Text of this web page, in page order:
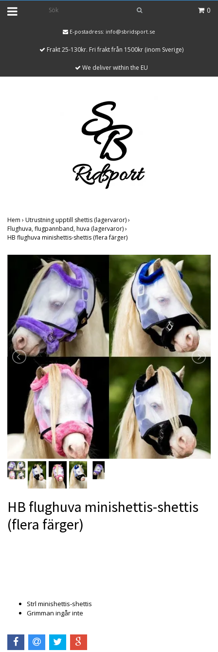
0
E-postadress: info@sbridsport.se
Frakt 25-130kr. Fri frakt från 1500kr (inom Sverige)
We deliver within the EU
Hem › Utrustning upptill shettis (lagervaror)›
Flughuva, flugpannband, huva (lagervaror)›
HB flughuva minishettis-shettis (flera färger)
HB flughuva minishettis-shettis
(flera färger)
Strl minishettis-shettis
Grimman ingår inte